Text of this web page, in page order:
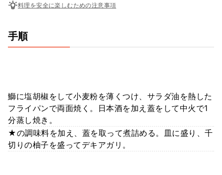
料理を安全に楽しむための注意事項
手順
鰤に塩胡椒をして小麦粉を薄くつけ、サラダ油を熱した
フライパンで両面焼く。日本酒を加え蓋をして中火で1
分蒸し焼き。
★の調味料を加え、蓋を取って煮詰める。皿に盛り、千
切りの柚子を盛ってデキアガリ。